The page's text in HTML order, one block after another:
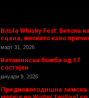
Bitola Whisky Fest: Битола
сцена, вискито како
март 31, 2026
Витаминска бомба од 17
состојки
јануари 9, 2026
Предновогодишнa зимска